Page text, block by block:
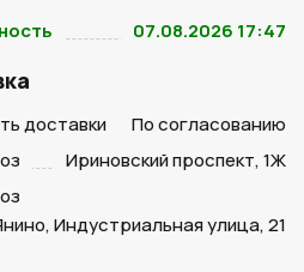
07.08.2026 17:47
доставки
По согласованию
Ириновский проспект, 1Ж
Индустриальная улица, 21